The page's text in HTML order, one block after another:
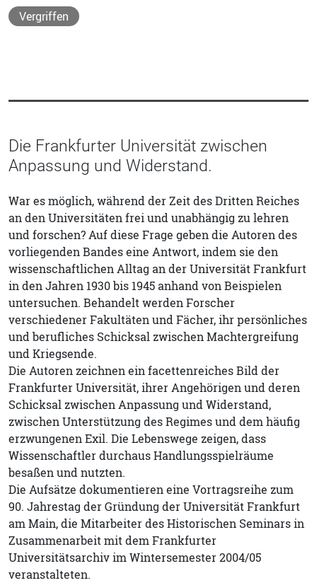
Vergriffen
Die Frankfurter Universität zwischen
Anpassung und Widerstand.
War es möglich, während der Zeit des Dritten Reiches
an den Universitäten frei und unabhängig zu lehren
und forschen? Auf diese Frage geben die Autoren des
vorliegenden Bandes eine Antwort, indem sie den
wissenschaftlichen Alltag an der Universität Frankfurt
in den Jahren 1930 bis 1945 anhand von Beispielen
untersuchen. Behandelt werden Forscher
verschiedener Fakultäten und Fächer, ihr persönliches
und berufliches Schicksal zwischen Machtergreifung
und Kriegsende.
Die Autoren zeichnen ein facettenreiches Bild der
Frankfurter Universität, ihrer Angehörigen und deren
Schicksal zwischen Anpassung und Widerstand,
zwischen Unterstützung des Regimes und dem häufig
erzwungenen Exil. Die Lebenswege zeigen, dass
Wissenschaftler durchaus Handlungsspielräume
besaßen und nutzten.
Die Aufsätze dokumentieren eine Vortragsreihe zum
90. Jahrestag der Gründung der Universität Frankfurt
am Main, die Mitarbeiter des Historischen Seminars in
Zusammenarbeit mit dem Frankfurter
Universitätsarchiv im Wintersemester 2004/05
veranstalteten.